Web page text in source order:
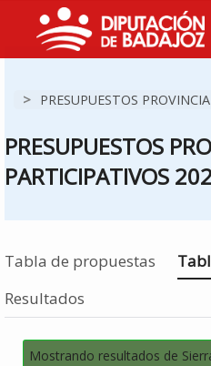
> PRESUPUESTOS
PRESUPUESTOS
PARTICIPATIVOS
Tabla de propuestas
Resultados
Mostrando resultados de